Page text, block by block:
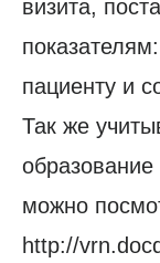
визита,
пациенту и
Так же
образование
можно
http://